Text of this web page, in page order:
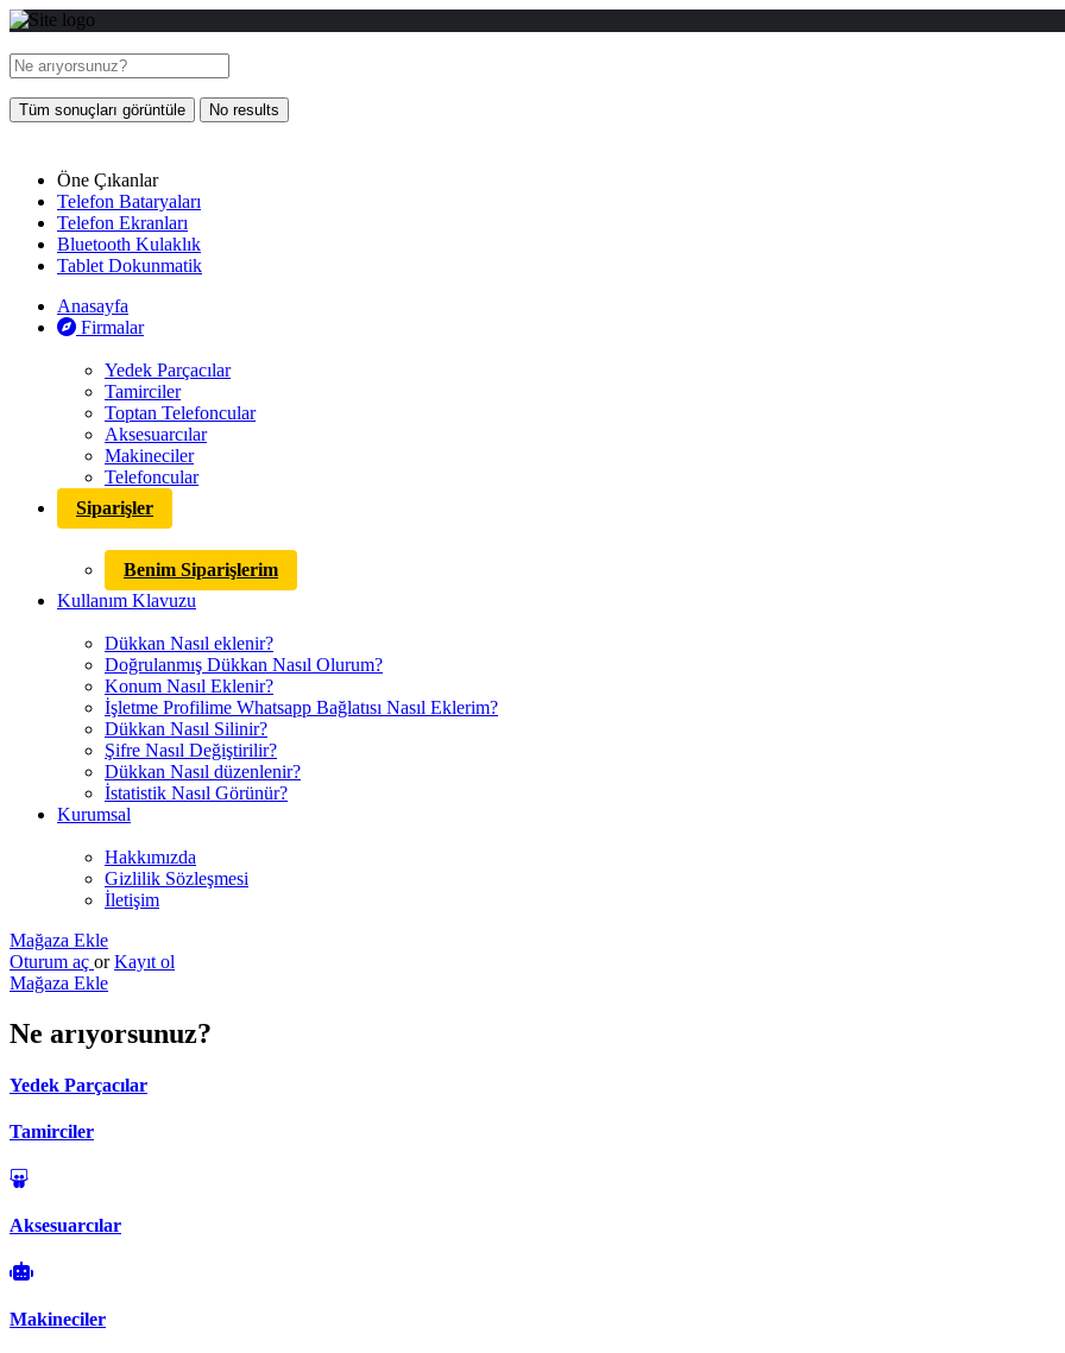
Tüm sonuçları görüntüle No results
Öne Çıkanlar
Telefon Bataryaları
Telefon Ekranları
Bluetooth Kulaklık
Tablet Dokunmatik
Anasayfa
Firmalar
Yedek Parçacılar
Tamirciler
Toptan Telefoncular
Aksesuarcılar
Makineciler
Telefoncular
Siparişler
Benim Siparişlerim
Kullanım Klavuzu
Dükkan Nasıl eklenir?
Doğrulanmış Dükkan Nasıl Olurum?
Konum Nasıl Eklenir?
İşletme Profilime Whatsapp Bağlatısı Nasıl Eklerim?
Dükkan Nasıl Silinir?
Şifre Nasıl Değiştirilir?
Dükkan Nasıl düzenlenir?
İstatistik Nasıl Görünür?
Kurumsal
Hakkımızda
Gizlilik Sözleşmesi
İletişim
Mağaza Ekle
Oturum aç or Kayıt ol
Mağaza Ekle
Ne arıyorsunuz?
Yedek Parçacılar
Tamirciler
Aksesuarcılar
Makineciler